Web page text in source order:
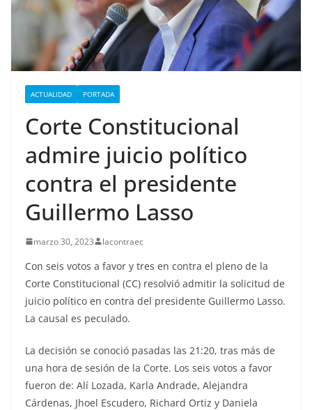
ACTUALIDAD PORTADA
Corte Constitucional
admire juicio político
contra el presidente
Guillermo Lasso
marzo 30, 2023 lacontraec
Con seis votos a favor y tres en contra el pleno de la
Corte Constitucional (CC) resolvió admitir la solicitud de
juicio político en contra del presidente Guillermo Lasso.
La causal es peculado.
La decisión se conoció pasadas las 21:20, tras más de
una hora de sesión de la Corte. Los seis votos a favor
fueron de: Alí Lozada, Karla Andrade, Alejandra
Cárdenas, Jhoel Escudero, Richard Ortiz y Daniela